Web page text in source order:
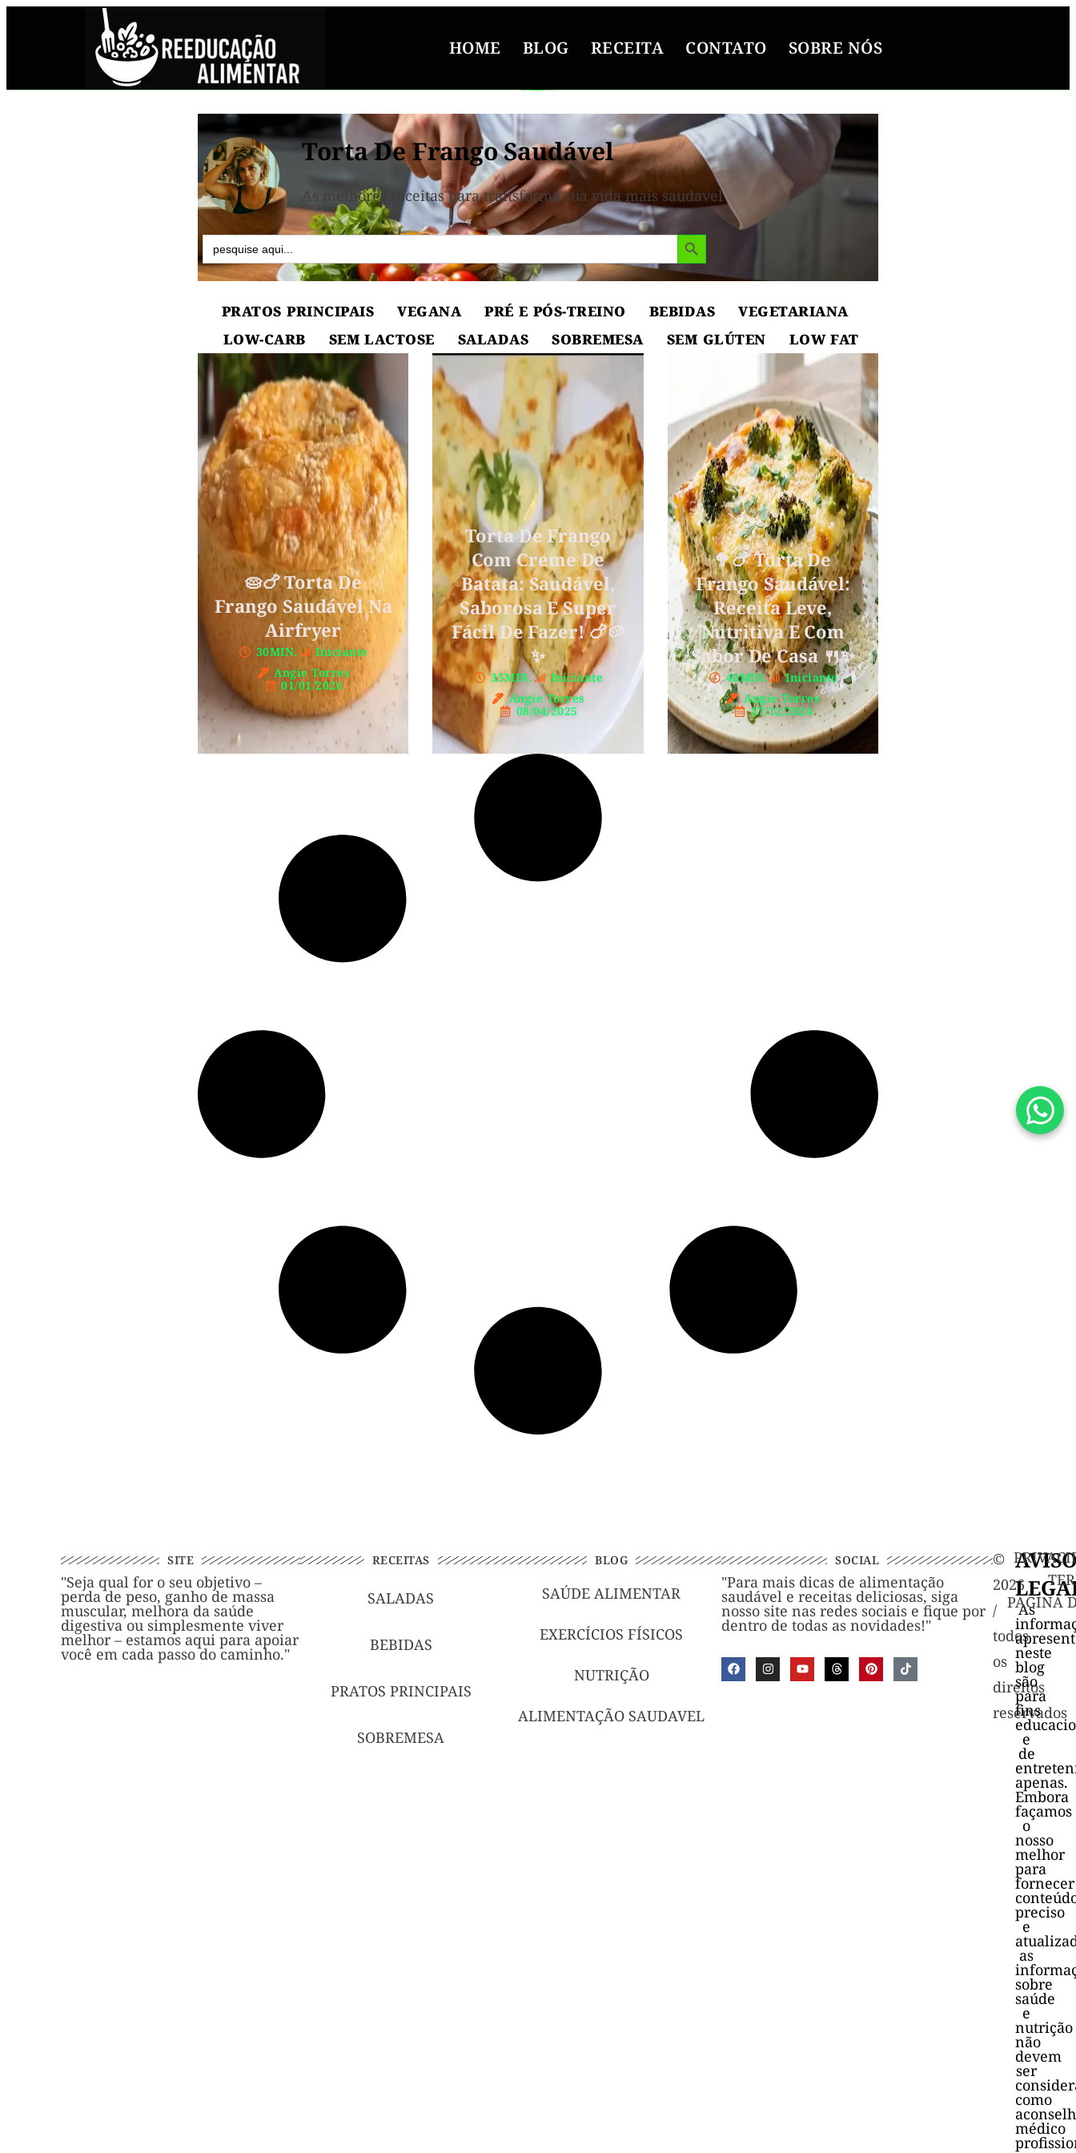
HOME BLOG RECEITA CONTATO SOBRE NÓS
Torta De Frango Saudável
As melhores receitas para transforma sua vida mais saudavel
Search
for:
Search Button
PRATOS PRINCIPAIS VEGANA PRÉ E PÓS-TREINO BEBIDAS
VEGETARIANA
LOW-CARB
SEM LACTOSE SALADAS SOBREMESA SEM GLÚTEN LOW FAT
🥧🍗 Torta De
Frango Saudável Na
Airfryer
30MIN.
Iniciante
Angie Torres
01/01/2026
Torta De Frango
Com Creme De
Batata: Saudável,
Saborosa E Super
Fácil De Fazer! 🍗🥔
✨
35MIN.
Iniciante
Angie Torres
08/04/2025
🥦🍗 Torta De
Frango Saudável:
Receita Leve,
Nutritiva E Com
Sabor De Casa 🍴✨
40MIN.
Iniciante
Angie Torres
17/12/2024
SITE
"Seja qual for o seu objetivo –
perda de peso, ganho de massa
muscular, melhora da saúde
digestiva ou simplesmente viver
melhor – estamos aqui para apoiar
você em cada passo do caminho."
RECEITAS
SALADAS
BEBIDAS
PRATOS PRINCIPAIS
SOBREMESA
BLOG
SAÚDE ALIMENTAR
EXERCÍCIOS FÍSICOS
NUTRIÇÃO
ALIMENTAÇÃO SAUDAVEL
SOCIAL
"Para mais dicas de alimentação
saudável e receitas deliciosas, siga
nosso site nas redes sociais e fique por
dentro de todas as novidades!"
©️
2026
/
todos
os
direitos
reservados
PAGINA
As
neste
blog
são
para
fins
e
de
apenas.
Embora
façamos
o
nosso
melhor
para
fornecer
preciso
e
as
sobre
saúde
e
nutrição
não
devem
ser
como
médico